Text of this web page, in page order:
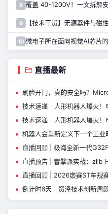
8
9 【技术干货】无源器件与磁
10
直播最新
刷脸开门，真的安全吗？Microchip微
技术速递｜人形机器人爆火
技术速递｜人形机器人爆火
机器人会重新定义下一个工业时代
直播回顾 | 极海全新一代G32F0平台首款
直播预告 | 睿擎派实战：zlib 压缩库移植与嵌
直播回顾 | 2026嵌赛ST车规赛
倒计时6天｜贸泽技术创新周即